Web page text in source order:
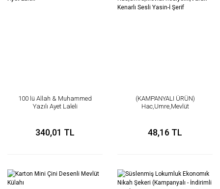
100 lü Allah & Muhammed
Yazılı Ayet Laleli
340,01 TL
(KAMPANYALI ÜRÜN)
Hac,Umre,Mevlüt
48,16 TL